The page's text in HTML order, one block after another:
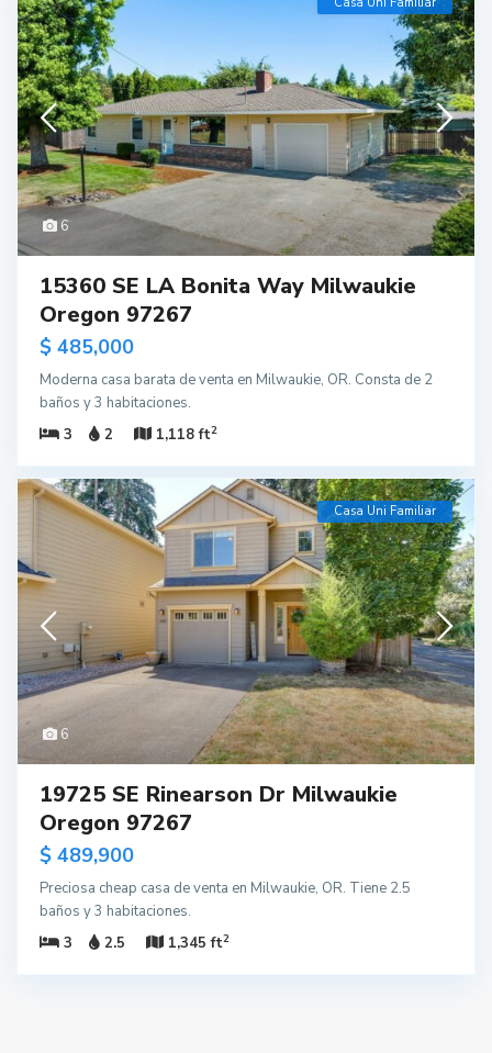
6
15360 SE LA Bonita Way Milwaukie
Oregon 97267
$ 485,000
Moderna casa barata de venta en Milwaukie, OR. Consta de 2
baños y 3 habitaciones.
3
2 1,118 ft2
6
Casa Uni Familiar
19725 SE Rinearson Dr Milwaukie
Oregon 97267
$ 489,900
Preciosa cheap casa de venta en Milwaukie, OR. Tiene 2.5
baños y 3 habitaciones.
3
2.5 1,345 ft2